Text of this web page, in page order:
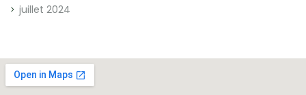
juillet 2024